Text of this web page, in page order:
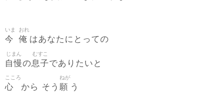
今
いま
俺
おれ
はあなたにとっての
自慢
じまん
の息子
むすこ
でありたいと
心
こころ
から そう 願
ねが
う